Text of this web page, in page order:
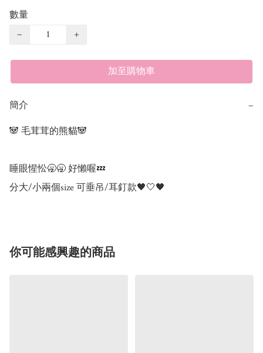
數量
−
+
加至購物車
簡介 −
🐼 毛茸茸的熊貓🐼
睡眼惺忪🥱🥱 好懶喔💤
分大/小兩個size 可垂吊/耳釘款🖤🤍🖤
你可能感興趣的商品